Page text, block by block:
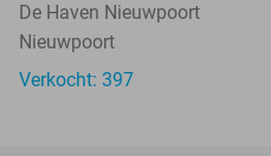
De Haven Nieuwpoort
Nieuwpoort
Verkocht: 397